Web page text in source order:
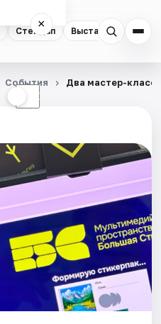
Стендап Выставки
×
☾
События Два мастер-